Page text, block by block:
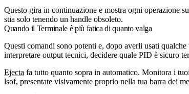
Questo gira in continuazione e mostra ogni operazione
stia solo tenendo un handle obsoleto.
Quando il Terminale è più fatica di quanto valga
Questi comandi sono potenti e, dopo averli usati
interpretare output tecnici, decidere quale PID è sicuro
Ejecta fa tutto quanto sopra in automatico. Monitora i
lsof, presentate visivamente proprio nella tua barra dei